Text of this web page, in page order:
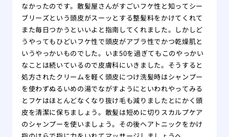
なかったのです。散髪屋さんがすごいフケ性と知ってシー
ブリーズという頭皮がスーッとする整髪料をかけてくれて
また毎日つかうといいよと指南してくれました。しかしど
うやってもひどいフケ性で頭皮がアブラ性でかつ乾燥肌と
いうやっかいものでした。いま50を過ぎてもこのやっかい
なことは続いているので皮膚科にいきました。そうすると
処方されたクリームを軽く頭皮につけ洗髪時はシャンプー
を使わずぬるいめの湯でながすようにといわれやってみる
とフケはほとんどなくなり抜け毛も減りましたとにかく頭
皮を清潔に保ちましょう。散髪は短めに切りスカルプケア
のシャンプーを使いましょう。その後ヘアトニックをかけ